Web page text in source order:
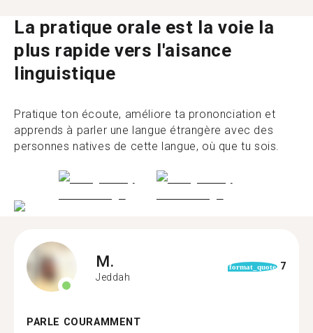
La pratique orale est la voie la
plus rapide vers l'aisance
linguistique
Pratique ton écoute, améliore ta prononciation et
apprends à parler une langue étrangère avec des
personnes natives de cette langue, où que tu sois.
M.
Jeddah
format_quote 7
PARLE COURAMMENT